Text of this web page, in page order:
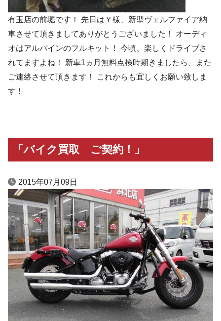
有玉店の前堀です！ 先日はＹ様、新型ヴェルファイア納
車させて頂きましてありがとうございました！ オーディ
オはアルパインのフルキット！ 今頃、楽しくドライブさ
れてますよね！ 新車1ヵ月無料点検時期きましたら、また
ご連絡させて頂きます！ これからも宜しくお願い致しま
す！
「バイク買取 ご契約！」
2015年07月09日